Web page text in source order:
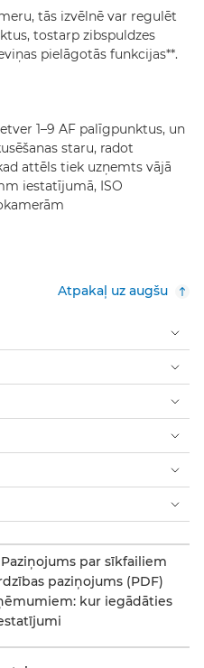
tās izvēlnē var regulēt
tostarp zibspuldzes
pielāgotās funkcijas**.
1–9 AF palīgpunktus, un
staru, radot
attēls tiek uzņemts vājā
iestatījumā, ISO
Atpakaļ uz augšu
Paziņojums par sīkfailiem
paziņojums (PDF)
kur iegādāties